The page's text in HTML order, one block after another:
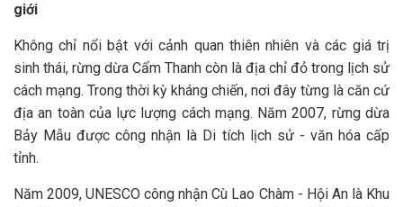
giới
Không chỉ nổi bật với cảnh quan thiên nhiên và các giá trị
sinh thái, rừng dừa Cẩm Thanh còn là địa chỉ đỏ trong lịch sử
cách mạng. Trong thời kỳ kháng chiến, nơi đây từng là căn cứ
địa an toàn của lực lượng cách mạng. Năm 2007, rừng dừa
Bảy Mẫu được công nhận là Di tích lịch sử - văn hóa cấp
tỉnh.
Năm 2009, UNESCO công nhận Cù Lao Chàm - Hội An là Khu